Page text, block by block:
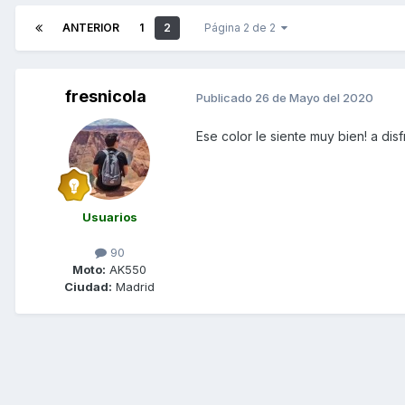
ANTERIOR 1 2 Página 2 de 2
fresnicola
Usuarios
90
Moto: AK550
Ciudad: Madrid
Publicado 26 de Mayo del 2020
Ese color le siente muy bien! a